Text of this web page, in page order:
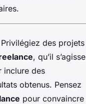
des projets
, qu’il s’agisse
inclure des
obtenus. Pensez
pour convaincre